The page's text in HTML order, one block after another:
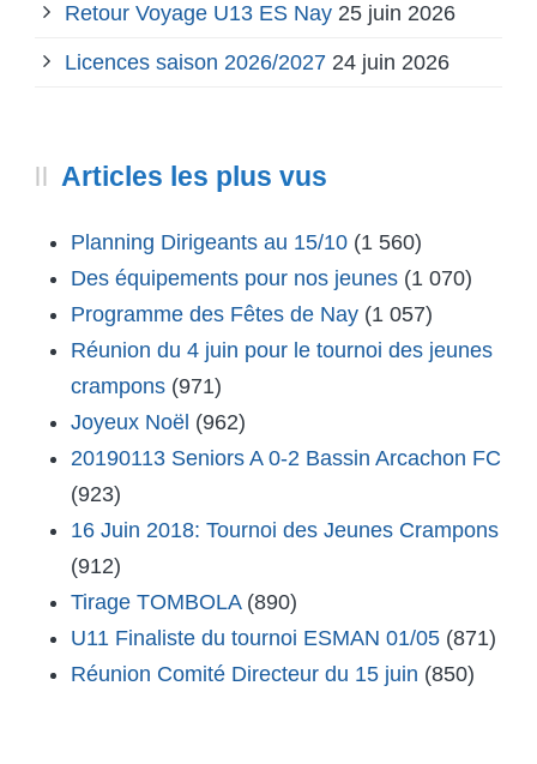
Retour Voyage U13 ES Nay 25 juin 2026
Licences saison 2026/2027 24 juin 2026
Articles les plus vus
Planning Dirigeants au 15/10 (1 560)
Des équipements pour nos jeunes (1 070)
Programme des Fêtes de Nay (1 057)
Réunion du 4 juin pour le tournoi des jeunes
crampons (971)
Joyeux Noël (962)
20190113 Seniors A 0-2 Bassin Arcachon FC
(923)
16 Juin 2018: Tournoi des Jeunes Crampons
(912)
Tirage TOMBOLA (890)
U11 Finaliste du tournoi ESMAN 01/05 (871)
Réunion Comité Directeur du 15 juin (850)